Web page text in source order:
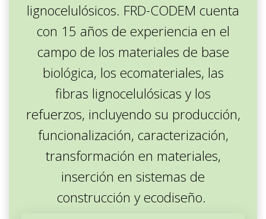
lignocelulósicos. FRD-CODEM cuenta
con 15 años de experiencia en el
campo de los materiales de base
biológica, los ecomateriales, las
fibras lignocelulósicas y los
refuerzos, incluyendo su producción,
funcionalización, caracterización,
transformación en materiales,
inserción en sistemas de
construcción y ecodiseño.